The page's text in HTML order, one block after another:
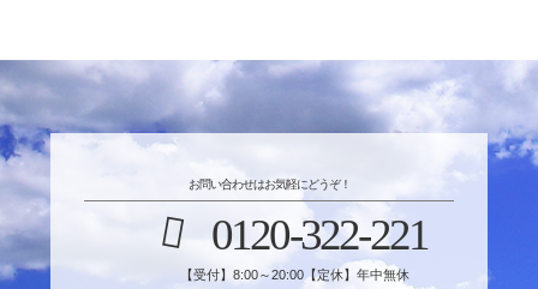
お問い合わせはお気軽にどうぞ！
0120-322-221
【受付】8:00～20:00【定休】年中無休